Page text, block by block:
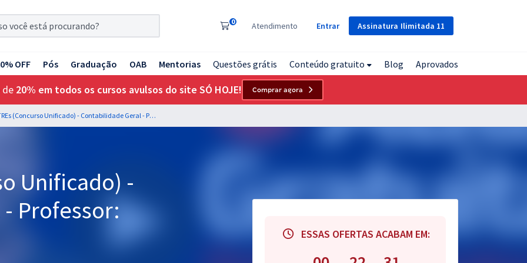
Assinatura Ilimitada 11
0 Atendimento Entrar
OFF Pós Graduação OAB Mentorias Questões grátis Conteúdo gratuito Blog Aprovados
de 20% em todos os cursos avulsos do site SÓ HOJE! Comprar agora
TSE + TREs (Concurso Unificado) - Contabilidade Geral - Professor: Feliphe Araújo
Unificado) -
Professor:
ESSAS OFERTAS ACABAM EM: